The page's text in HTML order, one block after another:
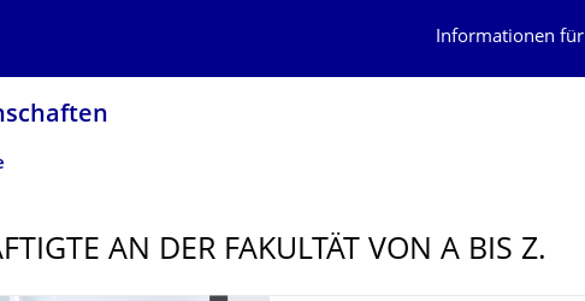
Informationen für
AN DER FAKULTÄT VON A BIS Z.